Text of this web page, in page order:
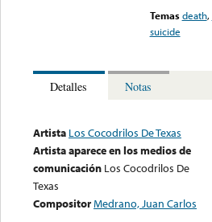
Temas death,
suicide
Detalles Notas
Artista Los Cocodrilos De Texas
Artista aparece en los medios de
comunicación Los Cocodrilos De
Texas
CompositorMedrano, Juan Carlos